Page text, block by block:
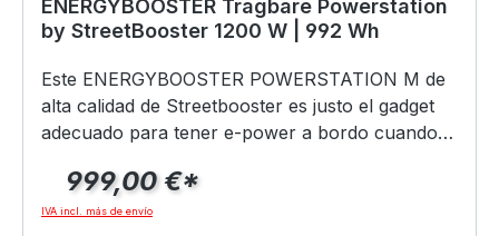
ENERGYBOOSTER Tragbare Powerstation
by StreetBooster 1200 W | 992 Wh
Este ENERGYBOOSTER POWERSTATION M de
alta calidad de Streetbooster es justo el gadget
adecuado para tener e-power a bordo cuando
Powerstation M le permite utilizar una pequeña
nevera de compresor para procesar incluso los
999,00 €*
IVA incl. más de envío